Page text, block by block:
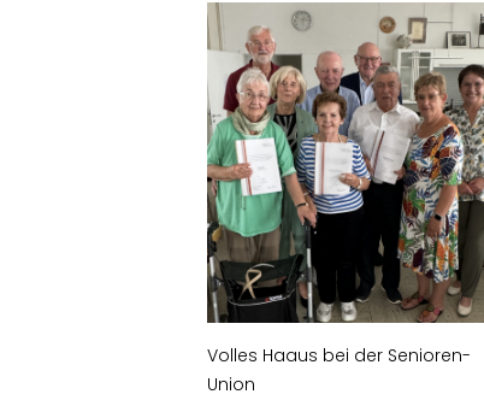
Volles Haaus bei der Senioren-
Union